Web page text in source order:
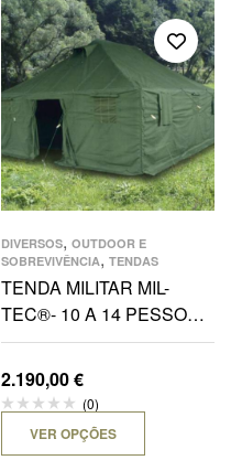
DIVERSOS, OUTDOOR E
SOBREVIVÊNCIA, TENDAS
TENDA MILITAR MIL-
TEC®- 10 A 14 PESSOAS
6 X 5M / 3,2 MAX ALT. X
1,75M MIN ALT.
2.190,00€
(0)
VER OPÇÕES